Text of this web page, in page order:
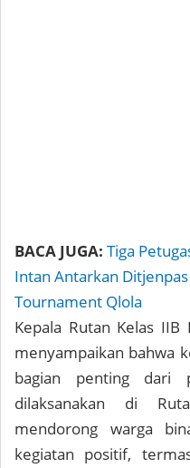
BACA JUGA: Tiga
Intan Antarkan
Tournament Qlola
Kepala Rutan Kelas IIB
menyampaikan bahwa
bagian penting dari
dilaksanakan di
mendorong warga
kegiatan positif,